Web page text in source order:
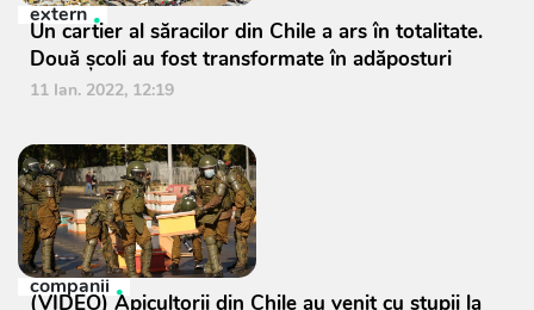
extern
Un cartier al săracilor din Chile a ars în totalitate.
Două școli au fost transformate în adăposturi
11 Ian. 2022, 12:19
companii
(VIDEO) Apicultorii din Chile au venit cu stupii la